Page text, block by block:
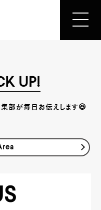
UP!
部が毎日お伝えします😆